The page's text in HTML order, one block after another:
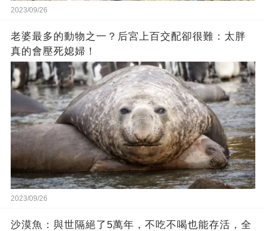
2023/09/26
老婆最多的動物之一？后宮上百交配卻很難：太胖
真的會壓死媳婦！
2023/09/26
沙漠魚：與世隔絕了5萬年，不吃不喝也能存活，全